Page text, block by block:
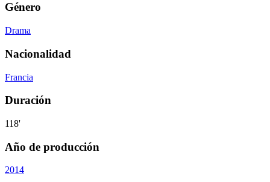
Género
Drama
Nacionalidad
Francia
Duración
118'
Año de producción
2014